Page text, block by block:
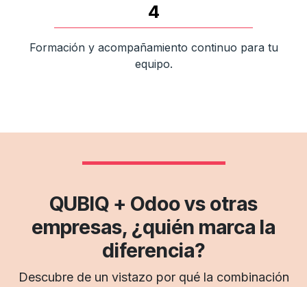
4
Formación y acompañamiento continuo para tu
equipo.
QUBIQ + Odoo vs otras
empresas, ¿quién marca la
diferencia?
Descubre de un vistazo por qué la combinación